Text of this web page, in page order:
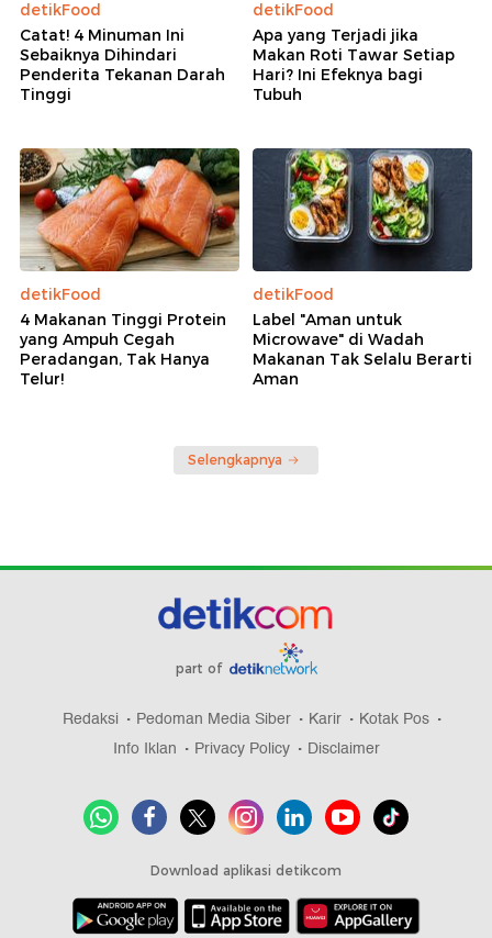
detikFood
Catat! 4 Minuman Ini
Sebaiknya Dihindari
Penderita Tekanan Darah
Tinggi
detikFood
Apa yang Terjadi jika
Makan Roti Tawar Setiap
Hari? Ini Efeknya bagi
Tubuh
detikFood
4 Makanan Tinggi Protein
yang Ampuh Cegah
Peradangan, Tak Hanya
Telur!
detikFood
Label "Aman untuk
Microwave" di Wadah
Makanan Tak Selalu Berarti
Aman
Selengkapnya
part of
Redaksi Pedoman Media Siber Karir
Kotak Pos
Info Iklan
Privacy Policy Disclaimer
Download aplikasi detikcom